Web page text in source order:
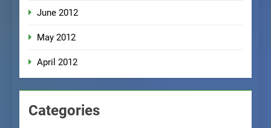
June 2012
May 2012
April 2012
Categories